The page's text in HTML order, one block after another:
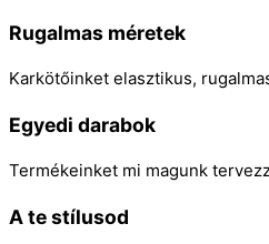
Rugalmas méretek
Karkötőinket elasztikus,
Egyedi darabok
Termékeinket mi magunk
A te stílusod